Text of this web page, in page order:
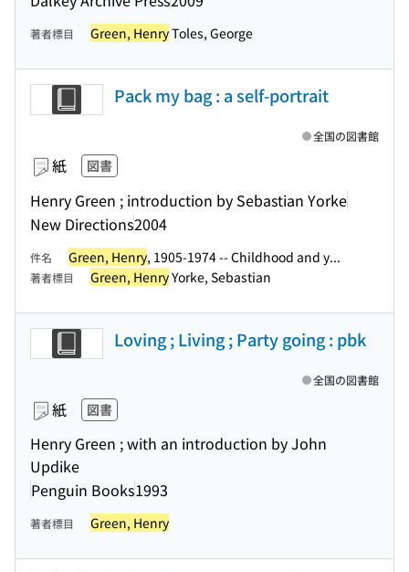
著者標目 Green, HenryToles, George
Pack my bag : a self-portrait
紙 図書
Henry Green ; introduction by Sebastian Yorke
New Directions2004
全国の図書館
件名 Green, Henry, 1905-1974 -- Childhood and y...
著者標目 Green, HenryYorke, Sebastian
Loving ; Living ; Party going : pbk
紙 図書
Henry Green ; with an introduction by John
Updike
Penguin Books1993
全国の図書館
著者標目 Green, Henry